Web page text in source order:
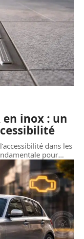
en inox : un
dans les
pour…